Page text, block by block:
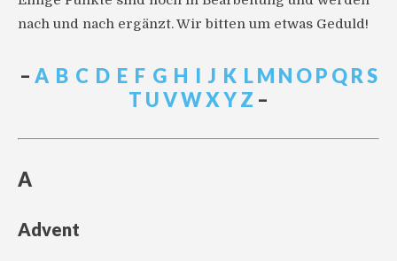
nach und nach ergänzt. Wir bitten um etwas Geduld!
– A B C D E F G H I J K LM N OP QRS
T UVWXYZ –
A
Advent